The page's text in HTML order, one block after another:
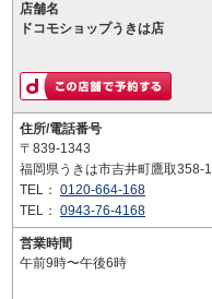
店舗名
ドコモショップうきは店
住所/電話番号
〒839-1343
福岡県うきは市吉井町鷹取358-1
TEL： 0120-664-168
TEL： 0943-76-4168
営業時間
午前9時〜午後6時